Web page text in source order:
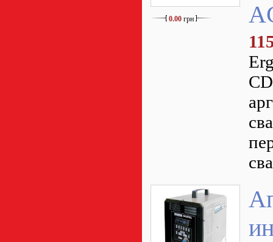
0.00 грн